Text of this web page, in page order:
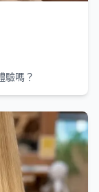
驗嗎？